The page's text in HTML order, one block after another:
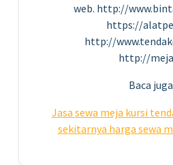
web. http://
https://
http://
http://
Baca
Jasa sewa meja kursi
sekitarnya harga sewa